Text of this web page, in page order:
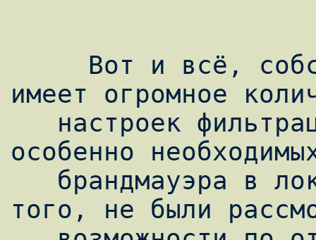
имеет огромное
особенно
того, не были